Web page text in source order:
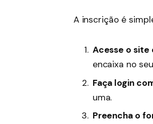
A inscrição é
Acesse o site
encaixa no
Faça login
uma.
Preencha o